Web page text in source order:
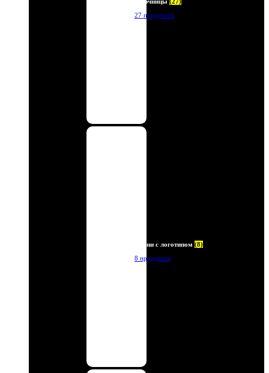
27 продуктов
Ремни с логотипом (8)
8 продуктов